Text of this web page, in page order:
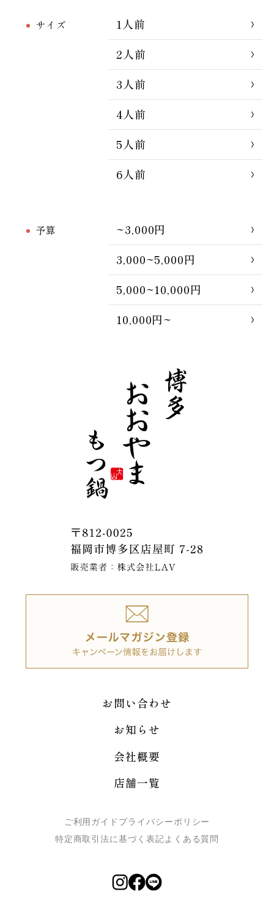
サイズ
1人前
2人前
3人前
4人前
5人前
6人前
予算
~3,000円
3,000~5,000円
5,000~10,000円
10,000円~
お問い合わせ
お知らせ
会社概要
店舗一覧
ご利用ガイド プライバシーポリシー
特定商取引法に基づく表記よくある質問